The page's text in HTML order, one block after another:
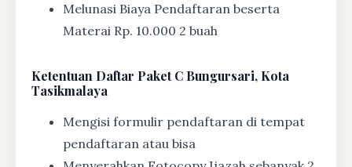
Melunasi Biaya Pendaftaran beserta
Materai Rp. 10.000 2 buah
Ketentuan Daftar Paket C Bungursari, Kota
Tasikmalaya
Mengisi formulir pendaftaran di tempat
pendaftaran atau bisa